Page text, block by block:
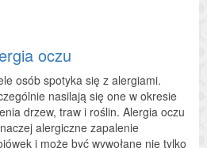
oczu
osób spotyka się z alergiami.
nasilają się one w okresie
drzew, traw i roślin. Alergia oczu
alergiczne zapalenie
i może być wywołane nie tylko